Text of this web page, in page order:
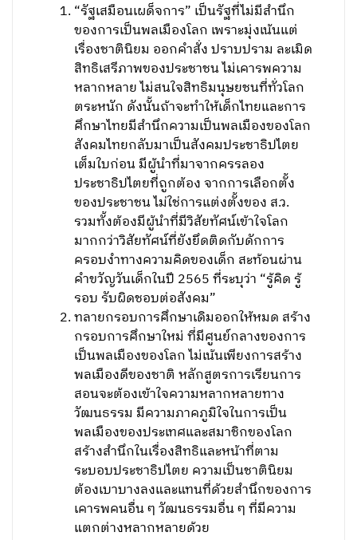
“รัฐเสมือนเผด็จการ” เป็นรัฐที่ไม่มีสำนึก
ของการเป็นพลเมืองโลก เพราะมุ่งเน้นแต่
เรื่องชาตินิยม ออกคำสั่ง ปราบปราม ละเมิด
สิทธิเสรีภาพของประชาชน ไม่เคารพความ
หลากหลาย ไม่สนใจสิทธิมนุษยชนที่ทั่วโลก
ตระหนัก ดังนั้นถ้าจะทำให้เด็กไทยและการ
ศึกษาไทยมีสำนึกความเป็นพลเมืองของโลก
สังคมไทยกลับมาเป็นสังคมประชาธิปไตย
เต็มใบก่อน มีผู้นำที่มาจากครรลอง
ประชาธิปไตยที่ถูกต้อง จากการเลือกตั้ง
ของประชาชน ไม่ใช่การแต่งตั้งของ ส.ว.
รวมทั้งต้องมีผู้นำที่มีวิสัยทัศน์เข้าใจโลก
มากกว่าวิสัยทัศน์ที่ยังยึดติดกับดักการ
ครอบงำทางความคิดของเด็ก สะท้อนผ่าน
คำขวัญวันเด็กในปี 2565 ที่ระบุว่า “รู้คิด รู้
รอบ รับผิดชอบต่อสังคม”
ทลายกรอบการศึกษาเดิมออกให้หมด สร้าง
กรอบการศึกษาใหม่ ที่มีศูนย์กลางของการ
เป็นพลเมืองของโลก ไม่เน้นเพียงการสร้าง
พลเมืองดีของชาติ หลักสูตรการเรียนการ
สอนจะต้องเข้าใจความหลากหลายทาง
วัฒนธรรม มีความภาคภูมิใจในการเป็น
พลเมืองของประเทศและสมาชิกของโลก
สร้างสำนึกในเรื่องสิทธิและหน้าที่ตาม
ระบอบประชาธิปไตย ความเป็นชาตินิยม
ต้องเบาบางลงและแทนที่ด้วยสำนึกของการ
เคารพคนอื่น ๆ วัฒนธรรมอื่น ๆ ที่มีความ
แตกต่างหลากหลายด้วย